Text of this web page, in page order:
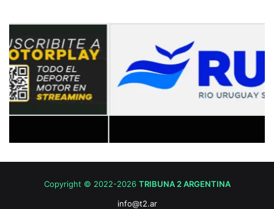
Copyright © 2022-2026 TRIBUNA 2 ARGENTINA
info@t2.ar